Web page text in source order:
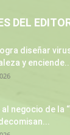
DEL
diseñar
y
al negocio de la